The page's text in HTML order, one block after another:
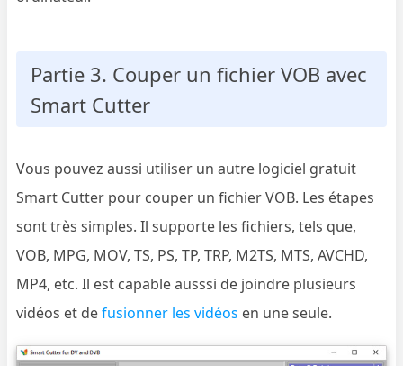
Partie 3. Couper un fichier VOB avec
Smart Cutter
Vous pouvez aussi utiliser un autre logiciel gratuit
Smart Cutter pour couper un fichier VOB. Les étapes
sont très simples. Il supporte les fichiers, tels que,
VOB, MPG, MOV, TS, PS, TP, TRP, M2TS, MTS, AVCHD,
MP4, etc. Il est capable ausssi de joindre plusieurs
vidéos et defusionner les vidéos en une seule.